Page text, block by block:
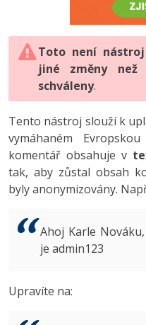
HTML5, CSS3,
SQL a databáze
Testování a
UML a
React
Spring
ASP.NET MVC
Best practices
PHP
JavaScript
Python
HTML / CSS
UML a
MySQL/MariaDB
MS-SQL
Vývojář
C# Game
Tester
Systémový
3D grafik
-80%
JavaScript -80%
PHP -80%
Swift -80%
Kotlin -80%
VB.NET
Digitální
Marketing
WordPress
SEO
UX
Business
Copywriting
Photoshop -80%
Adobe Illustrator
Adobe Lightroom
Adobe XD
Adobe InDesign
Adobe After
Inkscape
Toto není
jiné změny než
schváleny.
Tento nástroj slouží k
vymáhaném
komentář obsahuje v
tak, aby zůstal obsah
byly anonymizovány.
Ahoj Karle
je admin123
Upravíte na: